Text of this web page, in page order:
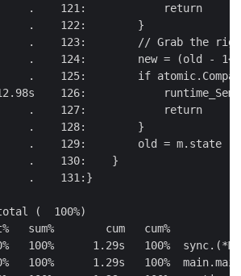
.    121:            return
.    122:        }
.    123:        // Grab the
.    124:        new = (old -
.    125:        if
126:
.    127:            return
.    128:        }
.    129:        old = m.state
.    130:    }
.    131:}
(  100%)
sum%        cum   cum%
100%      1.29s   100%
100%      1.29s   100%